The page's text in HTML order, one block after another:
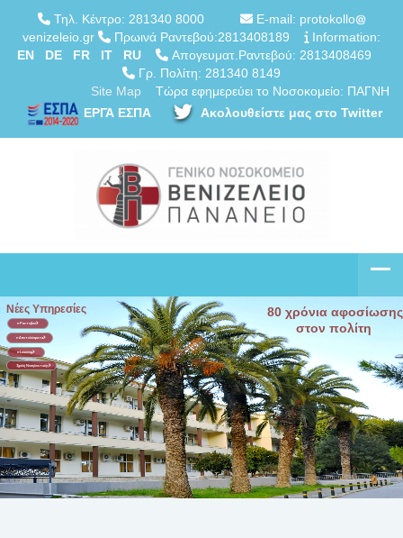
Τηλ. Κέντρο: 281340 8000
E-mail: protokollo
venizeleio.gr
Πρωινά Ραντεβού:2813408189
Information:
EN
DE FR IT RU
Απογευματ.Ραντεβού: 2813408469
Γρ. Πολίτη: 281340 8149
Site Map Τώρα εφημερεύει το Νοσοκομείο: ΠΑΓΝΗ
ΕΡΓΑ ΕΣΠΑ
Ακολουθείστε μας στο Twitter